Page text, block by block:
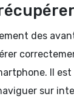
des
Il
sur